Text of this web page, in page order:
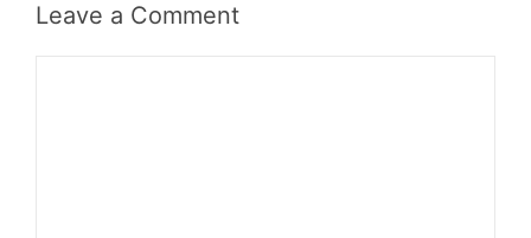
Leave a Comment